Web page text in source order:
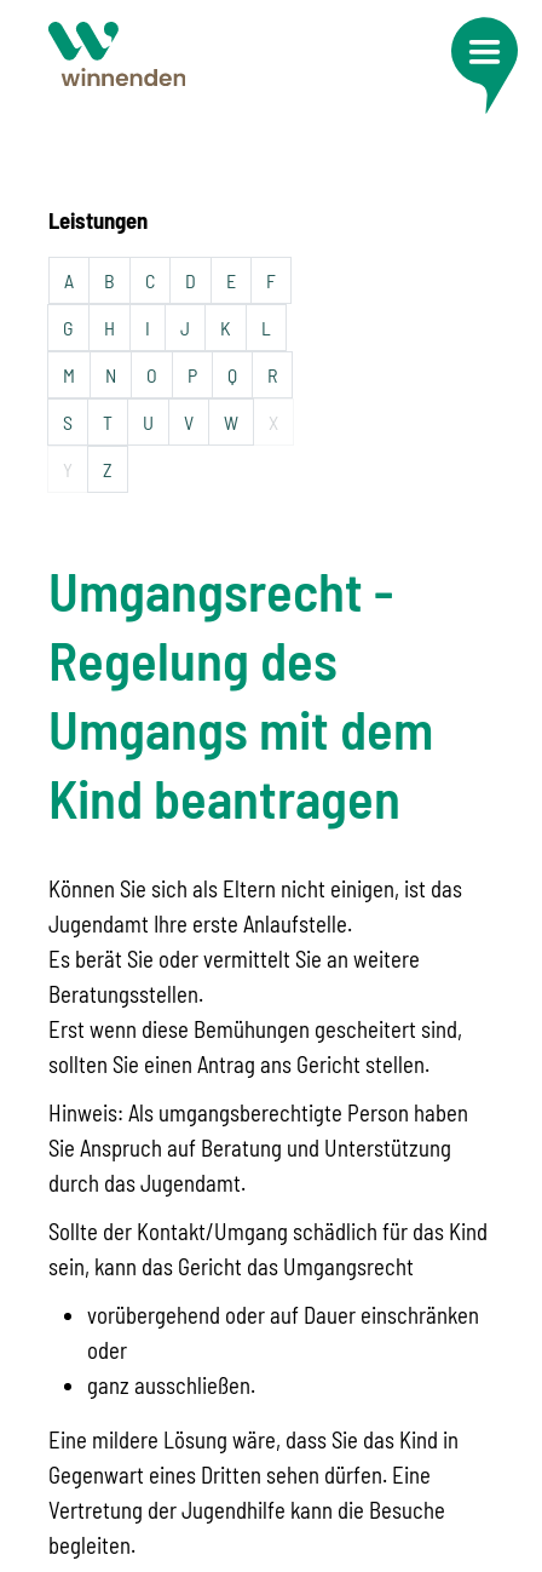
Leistungen
A B C D E F
G H I J K L
M N O P Q R
S T U V W X
Y Z
Umgangsrecht -
Regelung des
Umgangs mit dem
Kind beantragen
Können Sie sich als Eltern nicht einigen, ist das
Jugendamt Ihre erste Anlaufstelle.
Es berät Sie oder vermittelt Sie an weitere
Beratungsstellen.
Erst wenn diese Bemühungen gescheitert sind,
sollten Sie einen Antrag ans Gericht stellen.
Hinweis: Als umgangsberechtigte Person haben
Sie Anspruch auf Beratung und Unterstützung
durch das Jugendamt.
Sollte der Kontakt/Umgang schädlich für das Kind
sein, kann das Gericht das Umgangsrecht
vorübergehend oder auf Dauer einschränken
oder
ganz ausschließen.
Eine mildere Lösung wäre, dass Sie das Kind in
Gegenwart eines Dritten sehen dürfen. Eine
Vertretung der Jugendhilfe kann die Besuche
begleiten.